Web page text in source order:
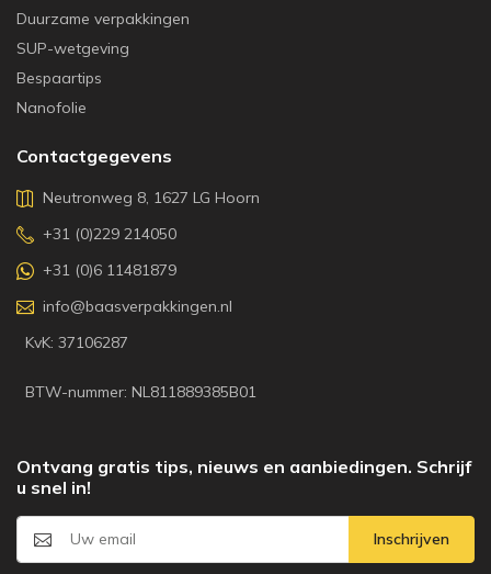
Duurzame verpakkingen
SUP-wetgeving
Bespaartips
Nanofolie
Contactgegevens
Neutronweg 8, 1627 LG Hoorn
+31 (0)229 214050
+31 (0)6 11481879
info@baasverpakkingen.nl
KvK: 37106287
BTW-nummer: NL811889385B01
Ontvang gratis tips, nieuws en aanbiedingen. Schrijf
u snel in!
Inschrijven